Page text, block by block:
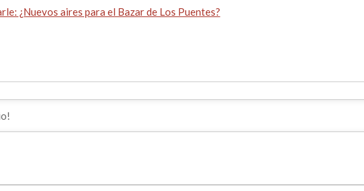
¿Nuevos aires para el Bazar de Los Puentes?